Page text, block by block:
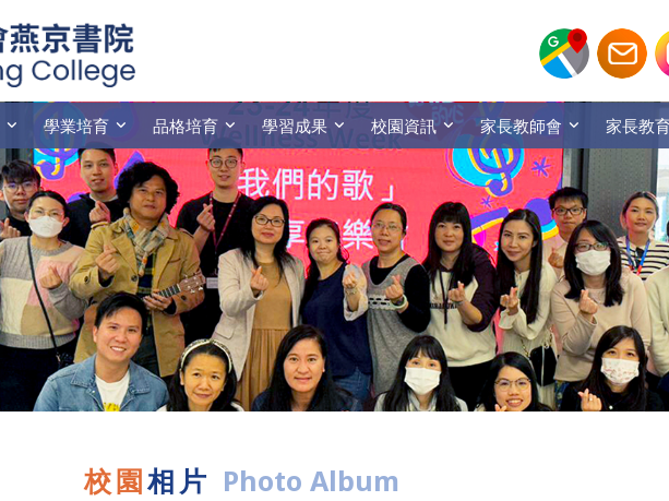
學業培育 品格培育 學習成果 校園資訊 家長教師會 家長教
校園相片 Photo Album